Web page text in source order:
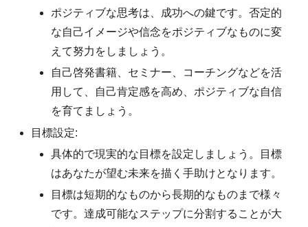
ポジティブな思考は、成功への鍵です。否定的
な自己イメージや信念をポジティブなものに変
えて努力をしましょう。
自己啓発書籍、セミナー、コーチングなどを活
用して、自己肯定感を高め、ポジティブな自信
を育てましょう。
目標設定:
具体的で現実的な目標を設定しましょう。目標
はあなたが望む未来を描く手助けとなります。
目標は短期的なものから長期的なものまで様々
です。達成可能なステップに分割することが大